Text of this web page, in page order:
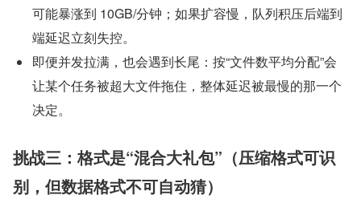
可能暴涨到 10GB/分钟；如果扩容慢，队列积压后端到
端延迟立刻失控。
即便并发拉满，也会遇到长尾：按“文件数平均分配”会
让某个任务被超大文件拖住，整体延迟被最慢的那一个
决定。
挑战三：格式是“混合大礼包”（压缩格式可识
别，但数据格式不可自动猜）